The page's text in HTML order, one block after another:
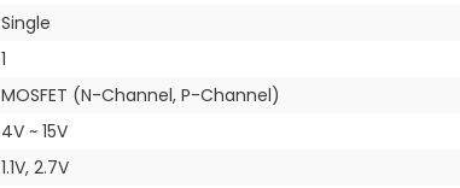
Single
1
MOSFET (N-Channel, P-Channel)
4V ~ 15V
1.1V, 2.7V